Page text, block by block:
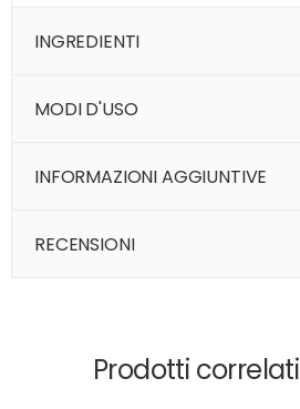
INGREDIENTI
MODI D'USO
INFORMAZIONI AGGIUNTIVE
RECENSIONI
Prodotti correlati